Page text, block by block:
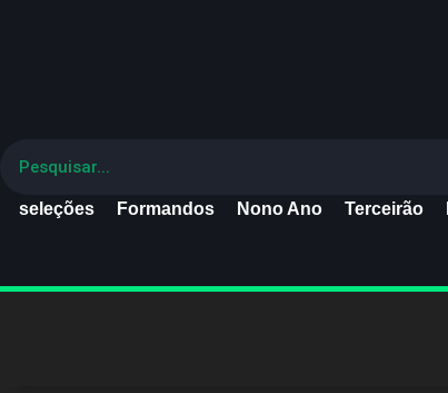
seleções Formandos Nono Ano Terceirão